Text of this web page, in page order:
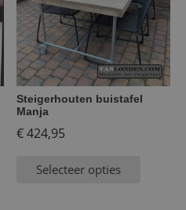
Steigerhouten buistafel
Manja
€424,95
Selecteer opties